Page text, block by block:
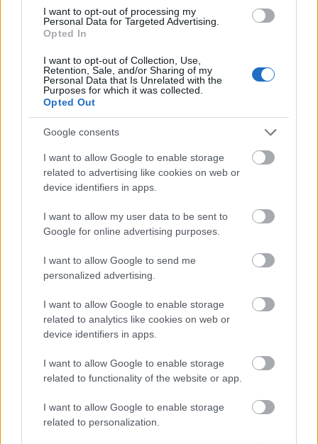
I want to opt-out of processing my
Personal Data for Targeted Advertising.
Opted In
I want to opt-out of Collection, Use,
Retention, Sale, and/or Sharing of my
Personal Data that Is Unrelated with the
Purposes for which it was collected.
Opted Out
Google consents
I want to allow Google to enable storage
related to advertising like cookies on web or
device identifiers in apps.
I want to allow my user data to be sent to
Google for online advertising purposes.
I want to allow Google to send me
personalized advertising.
I want to allow Google to enable storage
related to analytics like cookies on web or
device identifiers in apps.
I want to allow Google to enable storage
related to functionality of the website or app.
I want to allow Google to enable storage
related to personalization.
tudását…
„Addig leszünk magyarok, míg
magyarul énekelünk és magyarul
táncolunk”
Száz éve született Kallós Zoltán magyar
néprajzkutató, népzenegyűjtő
nemzetikonyvtar• 2026. március 25.
Kallós Zoltán 1926. március 26-án látta meg a
napvilágot a Kolozsvártól 26 kilométerre levő
Válaszúton, egy mezőségi szórványfaluban, ahol a